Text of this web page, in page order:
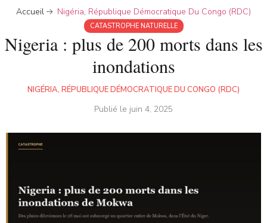
Accueil Nigéria, République Démocratique Du Congo (RDC)
CATASTROPHE NATURELLE
Nigeria : plus de 200 morts dans les
inondations
NIGÉRIA, RÉPUBLIQUE DÉMOCRATIQUE DU CONGO (RDC)
Publié le juin 4, 2025